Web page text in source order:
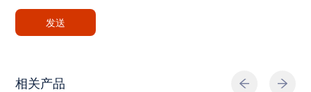
发送
相关产品